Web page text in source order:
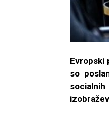
Evropski
so